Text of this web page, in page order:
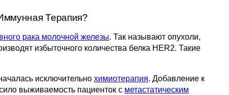
Терапия?
рака молочной железы. Так называют опухоли,
избыточного количества белка HER2. Такие
исключительно химиотерапия. Добавление к
выживаемость пациенток с метастатическим